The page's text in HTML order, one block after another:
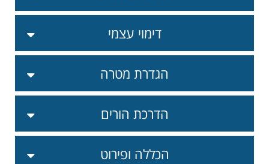
דימוי עצמי
הגדרת מטרה
הדרכת הורים
הכללה ופירוט